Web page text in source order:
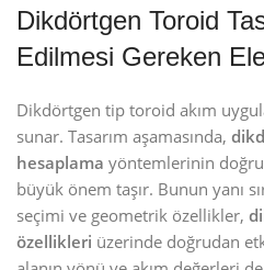
Dikdörtgen Toroid
Edilmesi Gereken
Dikdörtgen tip toroid akım
sunar. Tasarım aşamasında,
hesaplama yöntemlerinin
büyük önem taşır. Bunun yanı
seçimi ve geometrik özellikler,
özellikleri üzerinde doğrudan